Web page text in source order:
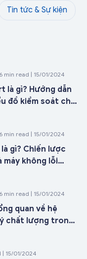
Tin tức & Sự kiện
6 min read | 15/01/2024
là gì? Hướng dẫn
đồ kiểm soát chất
6 min read | 15/01/2024
gì? Chiến lược
máy không lỗi
6 min read | 15/01/2024
quan về hệ
chất lượng trong
| 15/01/2024